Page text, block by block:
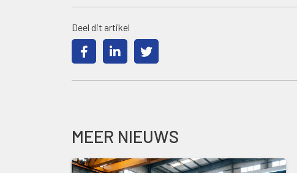
Deel dit artikel
MEER NIEUWS